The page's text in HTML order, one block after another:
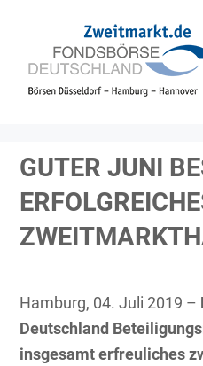
GUTER JUNI
Hamburg, 04. Juli 2019 –
Deutschland
insgesamt erfreuliches